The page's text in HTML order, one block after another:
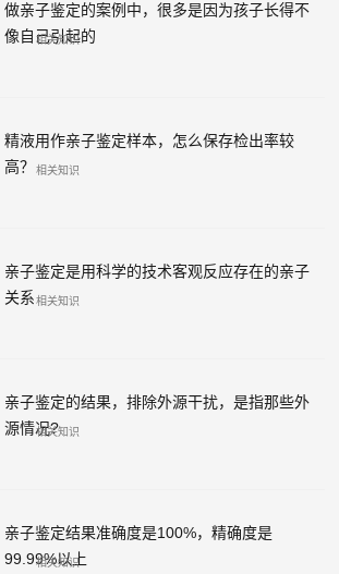
做亲子鉴定的案例中，很多是因为孩子长得不
像自己引起的
相关知识
精液用作亲子鉴定样本，怎么保存检出率较
高？
相关知识
亲子鉴定是用科学的技术客观反应存在的亲子
关系 相关知识
亲子鉴定的结果，排除外源干扰，是指那些外
源情况?相关知识
亲子鉴定结果准确度是100%，精确度是
99.99%以上
相关知识